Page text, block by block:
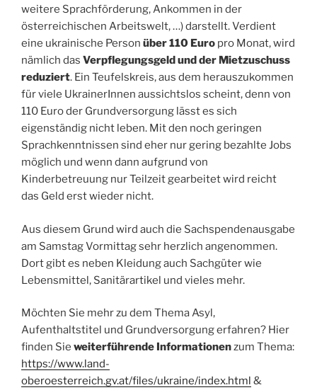
weitere Sprachförderung, Ankommen in der
österreichischen Arbeitswelt, …) darstellt. Verdient
eine ukrainische Person über 110 Euro pro Monat, wird
nämlich das Verpflegungsgeld und der Mietzuschuss
reduziert. Ein Teufelskreis, aus dem herauszukommen
für viele UkrainerInnen aussichtslos scheint, denn von
110 Euro der Grundversorgung lässt es sich
eigenständig nicht leben. Mit den noch geringen
Sprachkenntnissen sind eher nur gering bezahlte Jobs
möglich und wenn dann aufgrund von
Kinderbetreuung nur Teilzeit gearbeitet wird reicht
das Geld erst wieder nicht.
Aus diesem Grund wird auch die Sachspendenausgabe
am Samstag Vormittag sehr herzlich angenommen.
Dort gibt es neben Kleidung auch Sachgüter wie
Lebensmittel, Sanitärartikel und vieles mehr.
Möchten Sie mehr zu dem Thema Asyl,
Aufenthaltstitel und Grundversorgung erfahren? Hier
finden Sie weiterführende Informationenzum Thema:
https://www.land-
oberoesterreich.gv.at/files/ukraine/index.html &